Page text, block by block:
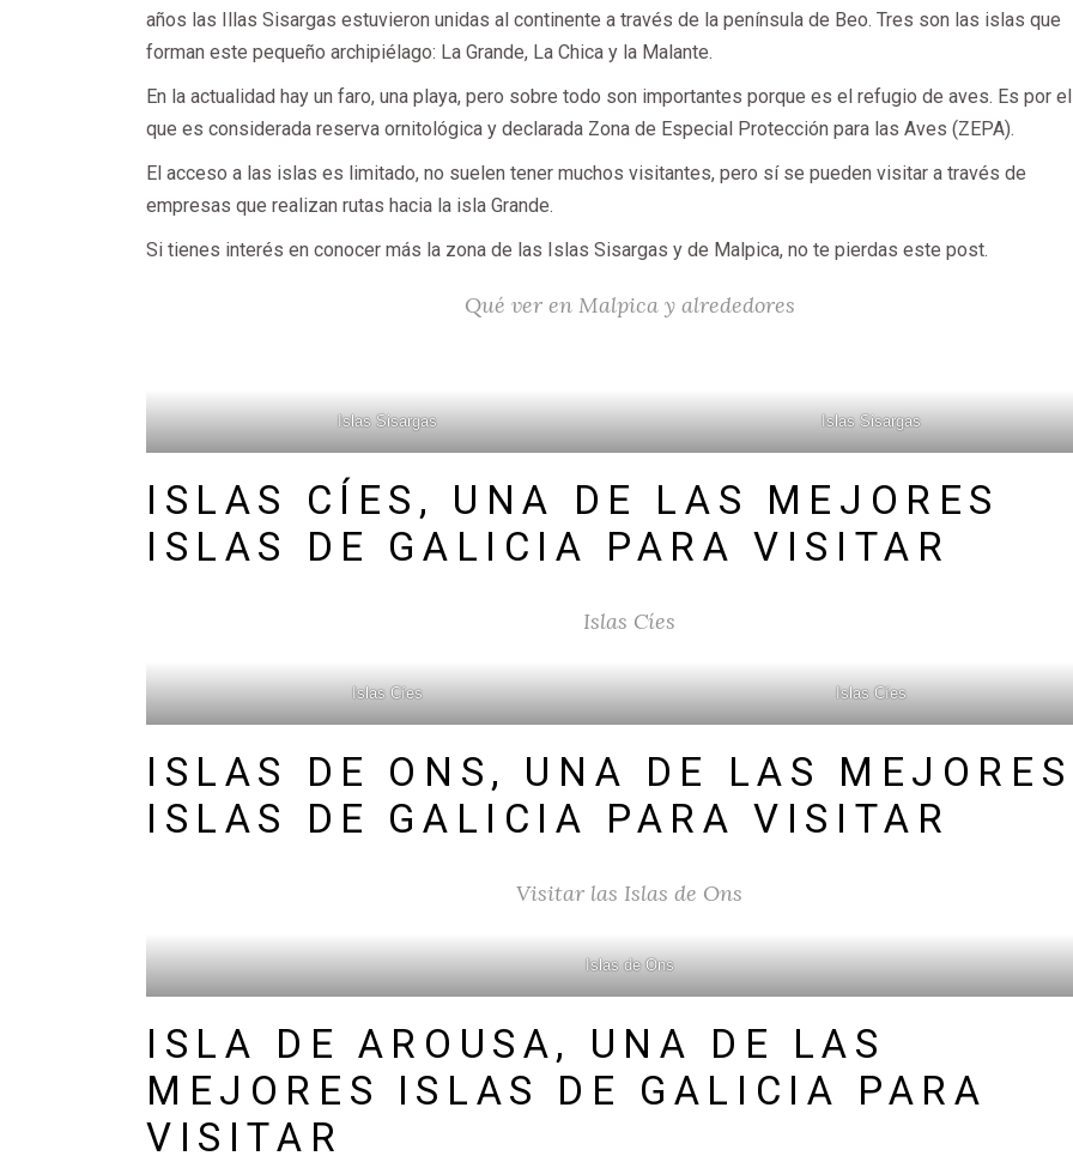
años las Illas Sisargas estuvieron unidas al continente a través de la península de Beo. Tres son las islas que
forman este pequeño archipiélago: La Grande, La Chica y la Malante.
En la actualidad hay un faro, una playa, pero sobre todo son importantes porque es el refugio de aves. Es por
que es considerada reserva ornitológica y declarada Zona de Especial Protección para las Aves (ZEPA).
El acceso a las islas es limitado, no suelen tener muchos visitantes, pero sí se pueden visitar a través de
empresas que realizan rutas hacia la isla Grande.
Si tienes interés en conocer más la zona de las Islas Sisargas y de Malpica, no te pierdas este post.
Qué ver en Malpica y alrededores
Islas Sisargas Islas Sisargas
ISLAS CÍES, UNA DE LAS MEJORES
ISLAS DE GALICIA PARA VISITAR
Islas Cíes
Islas Cíes Islas Cíes
ISLAS DE ONS, UNA DE LAS MEJORES
ISLAS DE GALICIA PARA VISITAR
Visitar las Islas de Ons
Islas de Ons
ISLA DE AROUSA, UNA DE LAS
MEJORES ISLAS DE GALICIA PARA
VISITAR